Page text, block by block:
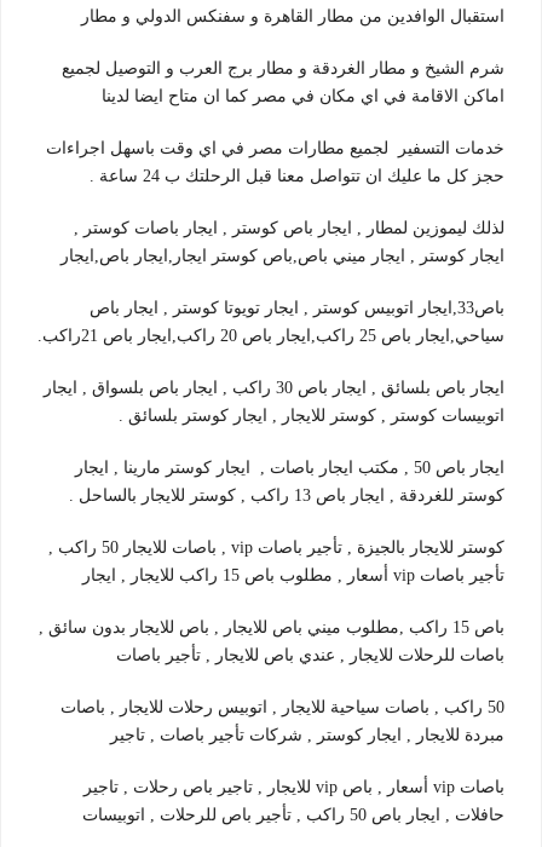
استقبال الوافدين من مطار القاهرة و سفنكس الدولي و مطار
شرم الشيخ و مطار الغردقة و مطار برج العرب و التوصيل لجميع
اماكن الاقامة في اي مكان في مصر كما ان متاح ايضا لدينا
خدمات التسفير لجميع مطارات مصر في اي وقت باسهل اجراءات
حجز كل ما عليك ان تتواصل معنا قبل الرحلتك ب 24 ساعة .
لذلك ليموزين لمطار , ايجار باص كوستر , ايجار باصات كوستر ,
ايجار كوستر , ايجار ميني باص,باص كوستر ايجار,ايجار باص,ايجار
باص33,ايجار اتوبيس كوستر , ايجار تويوتا كوستر , ايجار باص
سياحي,ايجار باص 25 راكب,ايجار باص 20 راكب,ايجار باص 21راكب.
ايجار باص بلسائق , ايجار باص 30 راكب , ايجار باص بلسواق , ايجار
اتوبيسات كوستر , كوستر للايجار , ايجار كوستر بلسائق .
ايجار باص 50 , مكتب ايجار باصات , ايجار كوستر مارينا , ايجار
كوستر للغردقة , ايجار باص 13 راكب , كوستر للايجار بالساحل .
كوستر للايجار بالجيزة , تأجير باصات vip , باصات للايجار 50 راكب ,
تأجير باصات vip أسعار , مطلوب باص 15 راكب للايجار , ايجار
باص 15 راكب ,مطلوب ميني باص للايجار , باص للايجار بدون سائق ,
باصات للرحلات للايجار , عندي باص للايجار , تأجير باصات
50 راكب , باصات سياحية للايجار , اتوبيس رحلات للايجار , باصات
مبردة للايجار , ايجار كوستر , شركات تأجير باصات , تاجير
باصات vip أسعار , باص vip للايجار , تاجير باص رحلات , تاجير
حافلات , ايجار باص 50 راكب , تأجير باص للرحلات , اتوبيسات